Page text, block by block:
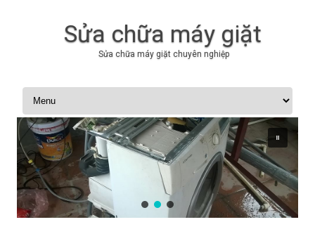
Sửa chữa máy giặt
Sửa chữa máy giặt chuyên nghiệp
Skip to content